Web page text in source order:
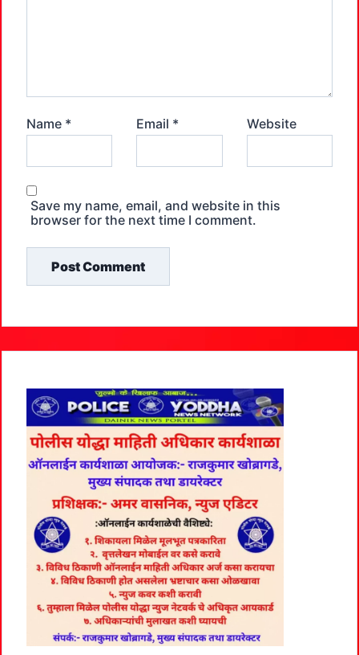
Name * Email * Website
Save my name, email, and website in this
browser for the next time I comment.